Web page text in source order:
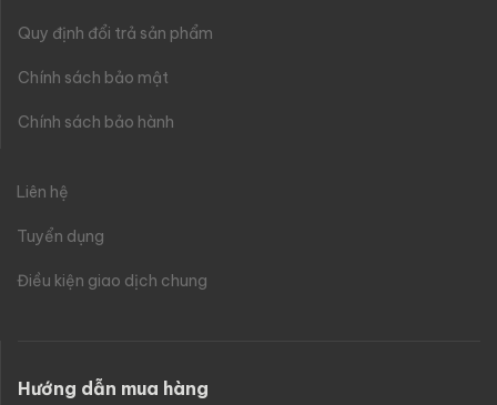
Quy định đổi trả sản phẩm
Chính sách bảo mật
Chính sách bảo hành
Liên hệ
Tuyển dụng
Điều kiện giao dịch chung
Hướng dẫn mua hàng